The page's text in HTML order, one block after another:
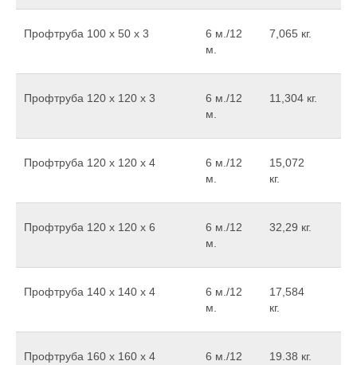
Профтруба 100 х 50 х 3
6 м./12
м.
7,065 кг.
Профтруба 120 х 120 х 3
6 м./12
м.
11,304 кг.
Профтруба 120 х 120 х 4
6 м./12
м.
15,072
кг.
Профтруба 120 х 120 х 6
6 м./12
м.
32,29 кг.
Профтруба 140 х 140 х 4
6 м./12
м.
17,584
кг.
Профтруба 160 х 160 х 4
6 м./12
19.38 кг.